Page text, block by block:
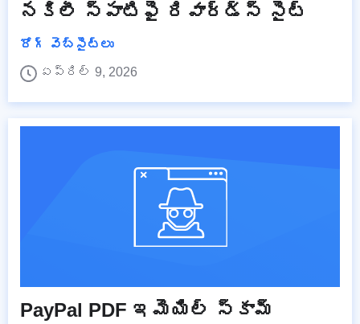
నకిలీ స్పాటిఫై రివార్డ్స్ సైట్
రోగ్ వెబ్‌సైట్‌లు
ఏప్రిల్ 9, 2026
PayPal PDF ఇమెయిల్ స్కామ్